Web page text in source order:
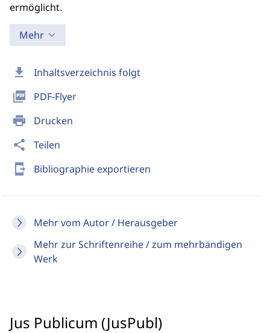
download Inhaltsverzeichnis folgt
picture_as_pdf PDF-Flyer
print Drucken
share Teilen
send_to_mobile Bibliographie exportieren
Mehr vom Autor / Herausgeber
Mehr zur Schriftenreihe / zum mehrbändigen
Werk
ermöglicht.
Mehr
Jus Publicum (JusPubl)